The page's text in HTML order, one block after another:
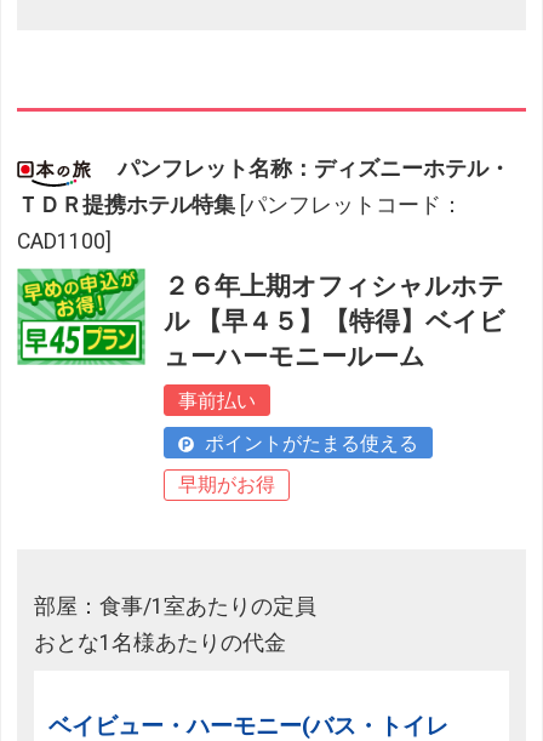
パンフレット名称：ディズニーホテル・
ＴＤＲ提携ホテル特集 [パンフレットコード：
CAD1100]
２６年上期オフィシャルホテ
ル 【早４５】【特得】ベイビ
ューハーモニールーム
事前払い
ポイントがたまる使える
早期がお得
部屋：食事/1室あたりの定員
おとな1名様あたりの代金
ベイビュー・ハーモニー(バス・トイレ